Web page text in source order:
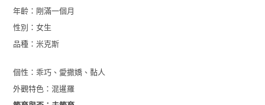
年齡：剛滿一個月
性別：女生
品種：米克斯
個性：乖巧、愛撒嬌、黏人
外觀特色：混暹羅